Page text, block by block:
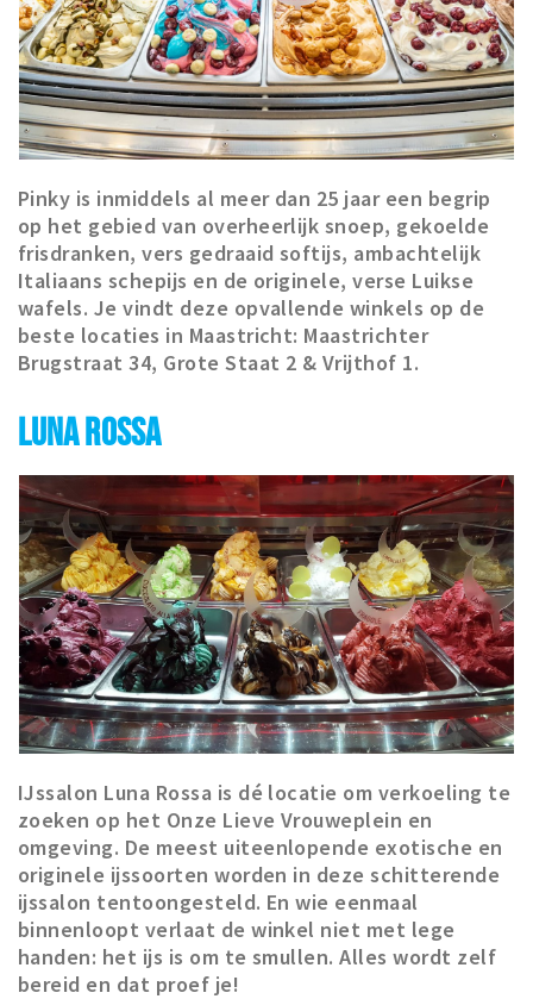
Inloggen
Pinky is inmiddels al meer dan 25 jaar een begrip
op het gebied van overheerlijk snoep, gekoelde
frisdranken, vers gedraaid softijs, ambachtelijk
Italiaans schepijs en de originele, verse Luikse
wafels. Je vindt deze opvallende winkels op de
beste locaties in Maastricht: Maastrichter
Brugstraat 34, Grote Staat 2 & Vrijthof 1.
LUNA ROSSA
IJssalon Luna Rossa is dé locatie om verkoeling te
zoeken op het Onze Lieve Vrouweplein en
omgeving. De meest uiteenlopende exotische en
originele ijssoorten worden in deze schitterende
ijssalon tentoongesteld. En wie eenmaal
binnenloopt verlaat de winkel niet met lege
handen: het ijs is om te smullen. Alles wordt zelf
bereid en dat proef je!